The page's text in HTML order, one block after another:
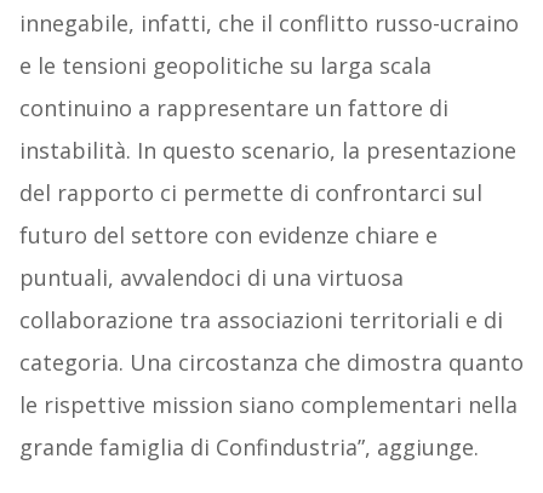
innegabile, infatti, che il conflitto russo-ucraino
e le tensioni geopolitiche su larga scala
continuino a rappresentare un fattore di
instabilità. In questo scenario, la presentazione
del rapporto ci permette di confrontarci sul
futuro del settore con evidenze chiare e
puntuali, avvalendoci di una virtuosa
collaborazione tra associazioni territoriali e di
categoria. Una circostanza che dimostra quanto
le rispettive mission siano complementari nella
grande famiglia di Confindustria”, aggiunge.